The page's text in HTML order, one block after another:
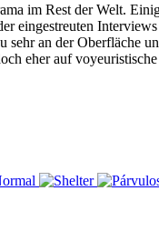
im Rest der Welt.
eingestreuten
sehr an der Oberfläche
eher auf